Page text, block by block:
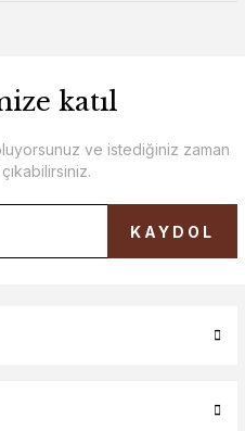
katıl
ve istediğiniz zaman
KAYDOL